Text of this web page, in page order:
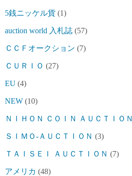
5銭ニッケル貨 (1)
auction world 入札誌 (57)
ＣＣＦオークション (7)
ＣＵＲＩＯ (27)
EU (4)
NEW (10)
ＮＩＨＯＮ ＣＯＩＮ ＡＵＣＴＩＯＮ
ＳＩＭＯ-ＡＵＣＴＩＯＮ (3)
ＴＡＩＳＥＩ ＡＵＣＴＩＯＮ (7)
アメリカ (48)